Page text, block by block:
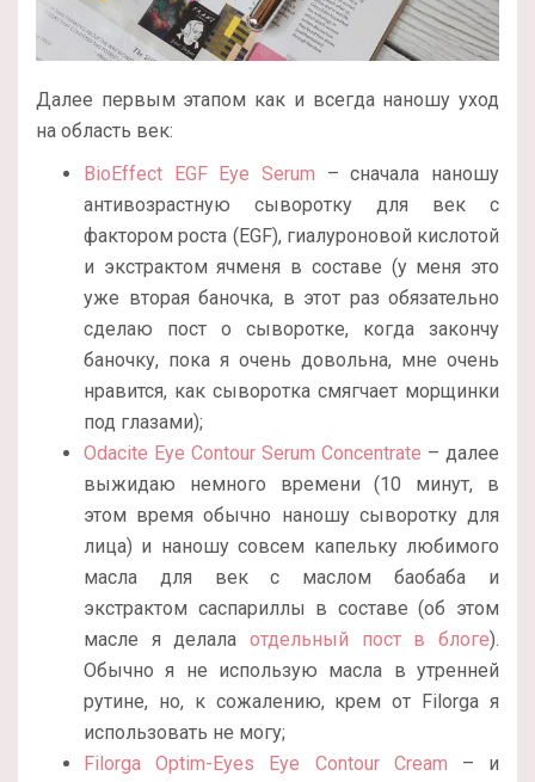
Далее первым этапом как и всегда наношу уход
на область век:
BioEffect EGF Eye Serum – сначала наношу
антивозрастную сыворотку для век с
фактором роста (EGF), гиалуроновой кислотой
и экстрактом ячменя в составе (у меня это
уже вторая баночка, в этот раз обязательно
сделаю пост о сыворотке, когда закончу
баночку, пока я очень довольна, мне очень
нравится, как сыворотка смягчает морщинки
под глазами);
Odacite Eye Contour Serum Concentrate – далее
выжидаю немного времени (10 минут, в
этом время обычно наношу сыворотку для
лица) и наношу совсем капельку любимого
масла для век с маслом баобаба и
экстрактом саспариллы в составе (об этом
масле я делала отдельный пост в блоге).
Обычно я не использую масла в утренней
рутине, но, к сожалению, крем от Filorga я
использовать не могу;
Filorga Optim-Eyes Eye Contour Cream – и